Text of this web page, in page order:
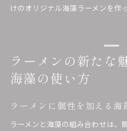
けのオリジナル海藻ラーメンを作
ラーメンの新たな
海藻の使い方
ラーメンに個性を加える海
ラーメンと海藻の組み合わせは、